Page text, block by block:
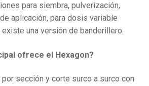
para siembra, pulverización,
aplicación, para dosis variable
existe una versión de banderillero.
ofrece el Hexagon?
sección y corte surco a surco con